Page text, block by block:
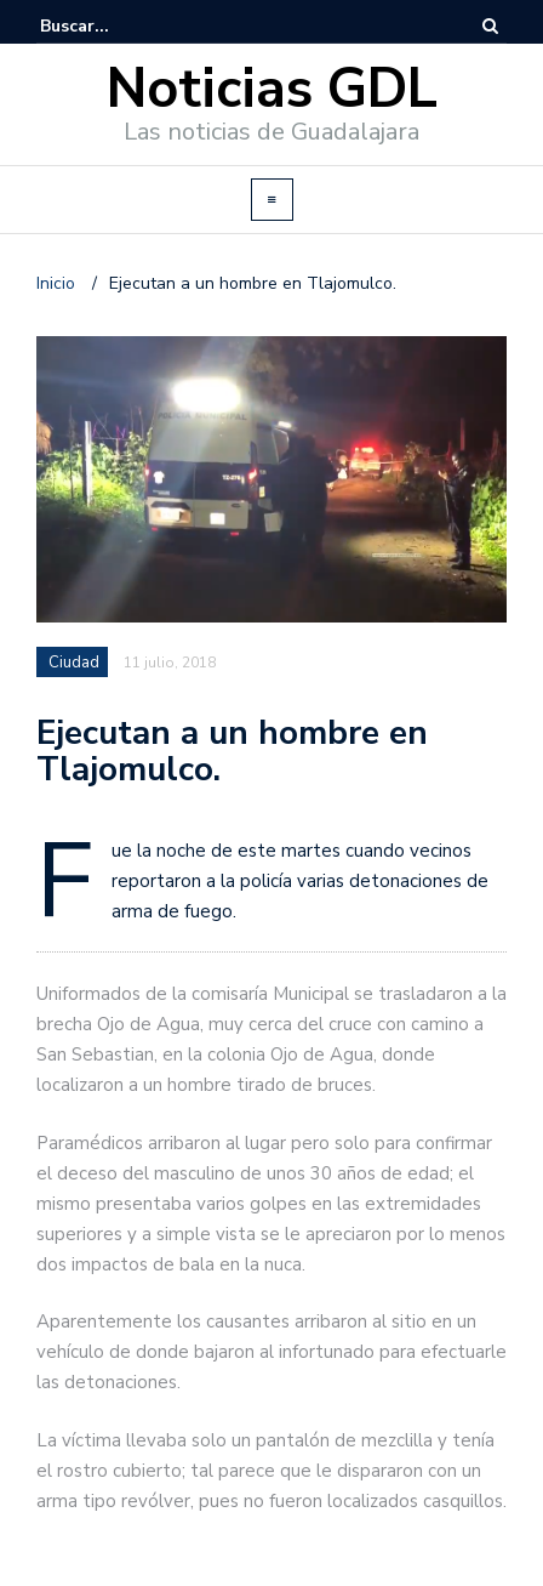
Noticias GDL
Las noticias de Guadalajara
Inicio / Ejecutan a un hombre en Tlajomulco.
Ciudad 11 julio, 2018
Ejecutan a un hombre en
Tlajomulco.
F
ue la noche de este martes cuando vecinos
reportaron a la policía varias detonaciones de
arma de fuego.
Uniformados de la comisaría Municipal se trasladaron a la
brecha Ojo de Agua, muy cerca del cruce con camino a
San Sebastian, en la colonia Ojo de Agua, donde
localizaron a un hombre tirado de bruces.
Paramédicos arribaron al lugar pero solo para confirmar
el deceso del masculino de unos 30 años de edad; el
mismo presentaba varios golpes en las extremidades
superiores y a simple vista se le apreciaron por lo menos
dos impactos de bala en la nuca.
Aparentemente los causantes arribaron al sitio en un
vehículo de donde bajaron al infortunado para efectuarle
las detonaciones.
La víctima llevaba solo un pantalón de mezclilla y tenía
el rostro cubierto; tal parece que le dispararon con un
arma tipo revólver, pues no fueron localizados casquillos.